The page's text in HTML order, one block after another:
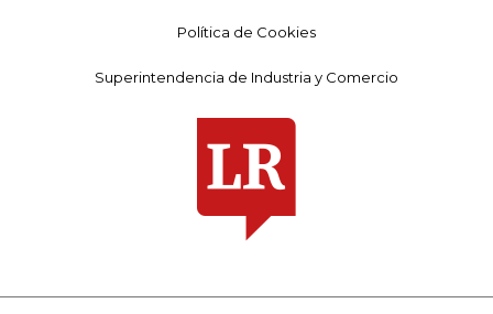
Política de Cookies
Superintendencia de Industria y Comercio